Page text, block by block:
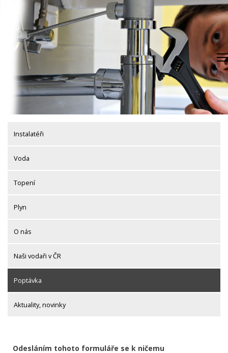
content
Instalatéři
Voda
Topení
Plyn
O nás
Naši vodaři v ČR
Poptávka
Aktuality, novinky
Odesláním tohoto formuláře se k ničemu